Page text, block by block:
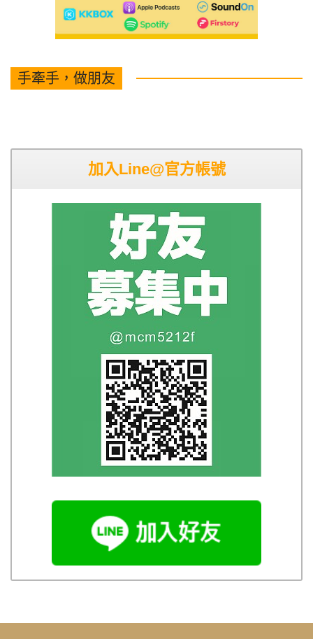
手牽手，做朋友
加入Line@官方帳號